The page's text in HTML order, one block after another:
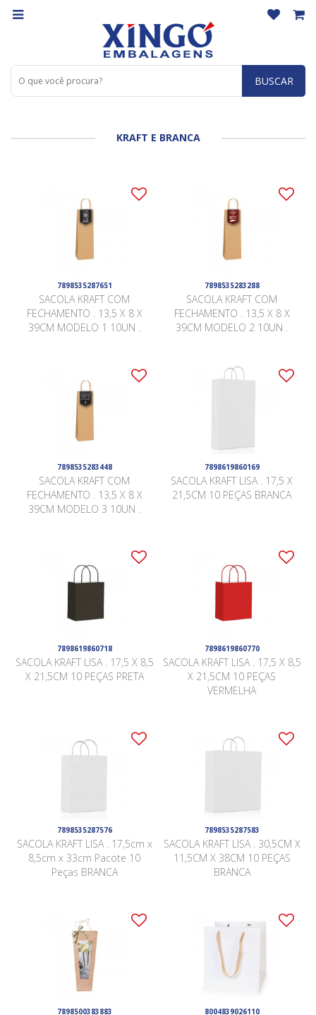
BUSCAR
KRAFT E BRANCA
7898535287651
SACOLA KRAFT COM
FECHAMENTO . 13,5 X 8 X
39CM MODELO 1 10UN .
7898535283288
SACOLA KRAFT COM
FECHAMENTO . 13,5 X 8 X
39CM MODELO 2 10UN .
7898535283448
SACOLA KRAFT COM
FECHAMENTO . 13,5 X 8 X
39CM MODELO 3 10UN .
7898619860169
SACOLA KRAFT LISA . 17,5 X
21,5CM 10 PEÇAS BRANCA
7898619860718
SACOLA KRAFT LISA . 17,5 X 8,5
X 21,5CM 10 PEÇAS PRETA
7898619860770
SACOLA KRAFT LISA . 17,5 X 8,5
X 21,5CM 10 PEÇAS
VERMELHA
7898535287576
SACOLA KRAFT LISA . 17,5cm x
8,5cm x 33cm Pacote 10
Peças BRANCA
7898535287583
SACOLA KRAFT LISA . 30,5CM X
11,5CM X 38CM 10 PEÇAS
BRANCA
7898500383883 8004839026110